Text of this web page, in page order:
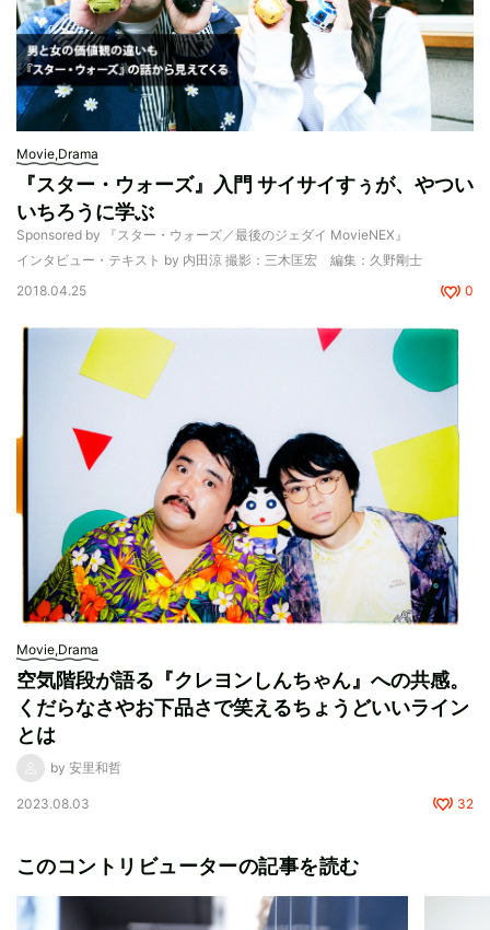
Movie,Drama
『スター・ウォーズ』入門 サイサイすぅが、やつい
いちろうに学ぶ
Sponsored by 『スター・ウォーズ／最後のジェダイ MovieNEX』
インタビュー・テキスト by 内田涼 撮影：三木匡宏 編集：久野剛士
2018.04.25
0
Movie,Drama
空気階段が語る『クレヨンしんちゃん』への共感。
くだらなさやお下品さで笑えるちょうどいいライン
とは
by 安里和哲
2023.08.03 32
このコントリビューターの記事を読む